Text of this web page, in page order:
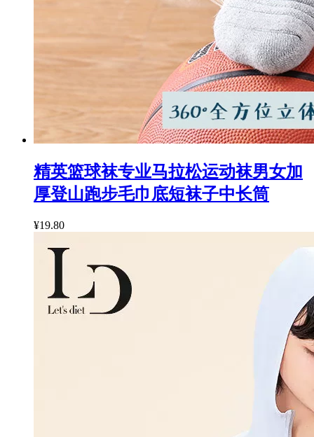
精英篮球袜专业马拉松运动袜男女加
厚登山跑步毛巾底短袜子中长筒
¥19.80